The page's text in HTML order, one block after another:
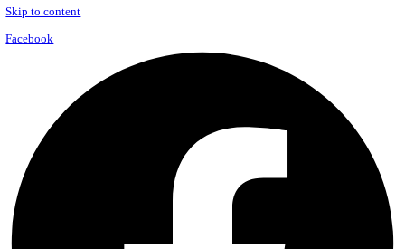
Skip to content
Facebook